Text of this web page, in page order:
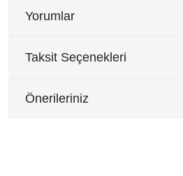
Yorumlar
Taksit Seçenekleri
Önerileriniz